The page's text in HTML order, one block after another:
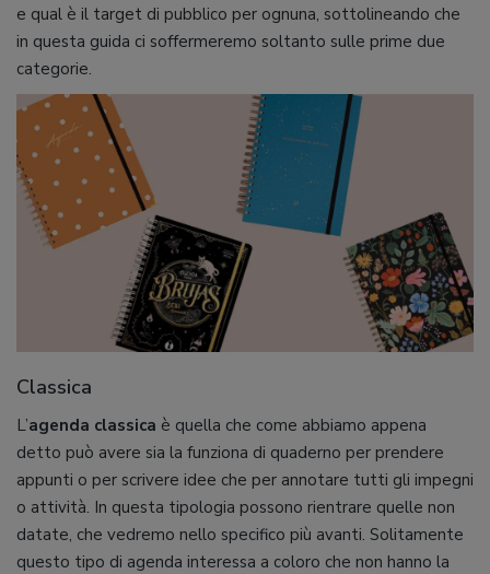
e qual è il target di pubblico per ognuna, sottolineando che
in questa guida ci soffermeremo soltanto sulle prime due
categorie.
Classica
L’agenda classica è quella che come abbiamo appena
detto può avere sia la funziona di quaderno per prendere
appunti o per scrivere idee che per annotare tutti gli impegni
o attività. In questa tipologia possono rientrare quelle non
datate, che vedremo nello specifico più avanti. Solitamente
questo tipo di agenda interessa a coloro che non hanno la